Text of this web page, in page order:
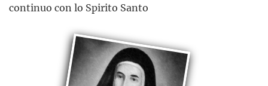
continuo con lo Spirito Santo